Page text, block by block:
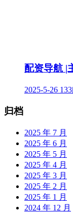
配资导航 |
2025-5-26
归档
2025 年 7 月
2025 年 6 月
2025 年 5 月
2025 年 4 月
2025 年 3 月
2025 年 2 月
2025 年 1 月
2024 年 12 月